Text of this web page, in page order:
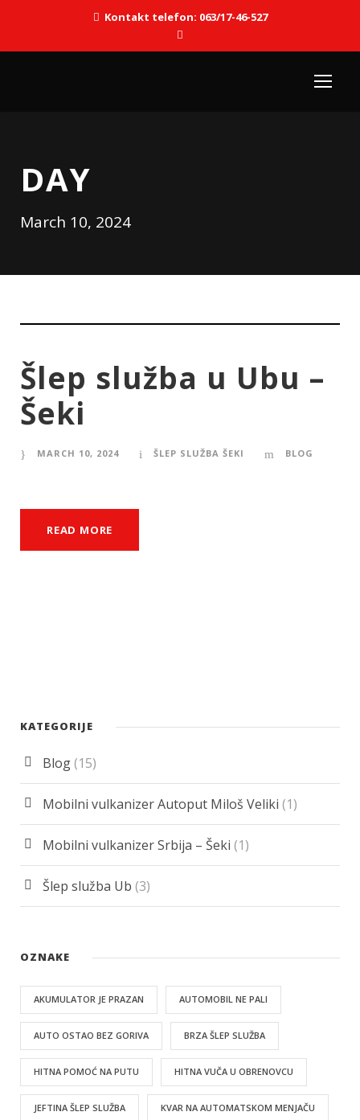
Kontakt telefon: 063/17-46-527
DAY
March 10, 2024
Šlep služba u Ubu –
Šeki
MARCH 10, 2024 ŠLEP SLUŽBA ŠEKI BLOG
READ MORE
KATEGORIJE
Blog(15)
Mobilni vulkanizer Autoput Miloš Veliki (1)
Mobilni vulkanizer Srbija – Šeki (1)
Šlep služba Ub (3)
OZNAKE
AKUMULATOR JE PRAZAN AUTOMOBIL NE PALI
AUTO OSTAO BEZ GORIVA BRZA ŠLEP SLUŽBA
HITNA POMOĆ NA PUTU HITNA VUČA U OBRENOVCU
JEFTINA ŠLEP SLUŽBA KVAR NA AUTOMATSKOM MENJAČU